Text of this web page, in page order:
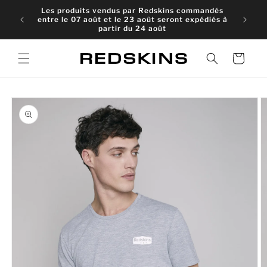
passer
au
Les produits vendus par Redskins commandés
entre le 07 août et le 23 août seront expédiés à
partir du 24 août
Panier
Passer aux
informations
produits